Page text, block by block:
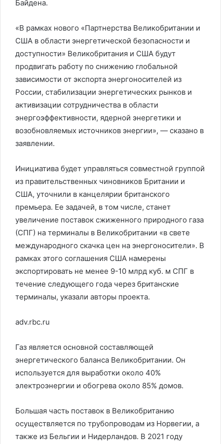
Байдена.
«В рамках нового «Партнерства Великобритании и
США в области энергетической безопасности и
доступности» Великобритания и США будут
продвигать работу по снижению глобальной
зависимости от экспорта энергоносителей из
России, стабилизации энергетических рынков и
активизации сотрудничества в области
энергоэффективности, ядерной энергетики и
возобновляемых источников энергии», — сказано в
заявлении.
Инициатива будет управляться совместной группой
из правительственных чиновников Британии и
США, уточнили в канцелярии британского
премьера. Ее задачей, в том числе, станет
увеличение поставок сжиженного природного газа
(СПГ) на терминалы в Великобритании «в свете
международного скачка цен на энергоносители». В
рамках этого соглашения США намерены
экспортировать не менее 9-10 млрд куб. м СПГ в
течение следующего года через британские
терминалы, указали авторы проекта.
adv.rbc.ru
Газ является основной составляющей
энергетического баланса Великобритании. Он
используется для выработки около 40%
электроэнергии и обогрева около 85% домов.
Большая часть поставок в Великобританию
осуществляется по трубопроводам из Норвегии, а
также из Бельгии и Нидерландов. В 2021 году